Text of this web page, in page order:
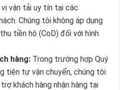
vận tải uy tín tại các
Chúng tôi không áp dụng
tiền hộ (CoD) đối với hình
hàng: Trong trường hợp Quý
tiện tự vận chuyển, chúng tôi
khách hàng nhận hàng tại